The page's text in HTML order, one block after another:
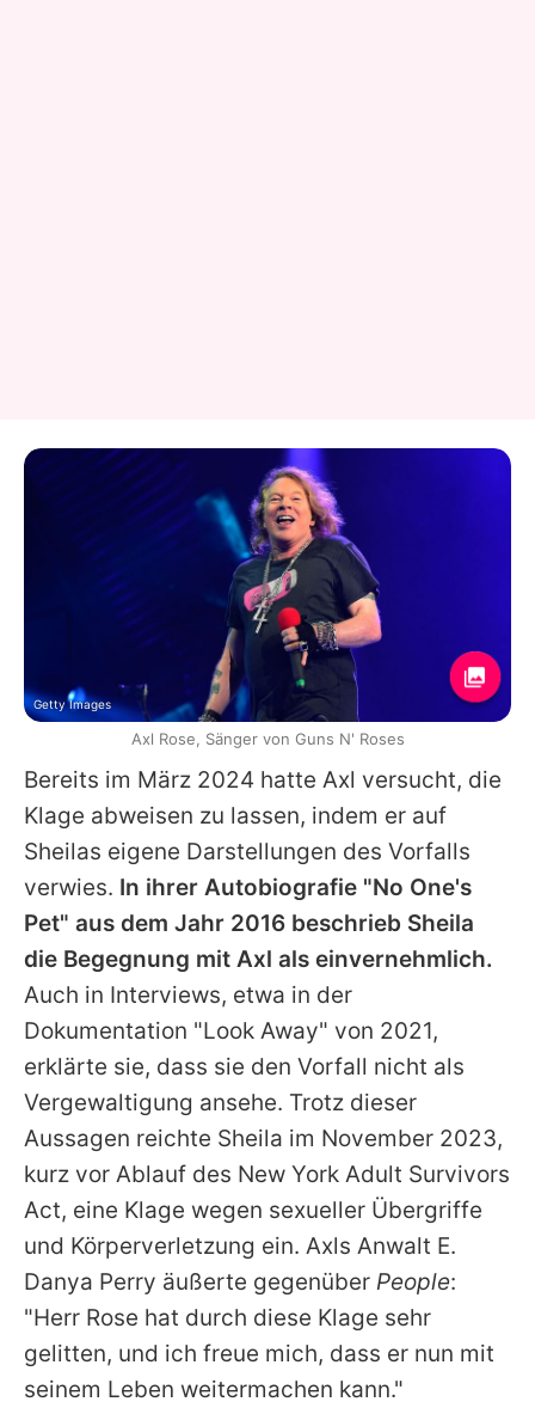
Bereits im März 2024 hatte Axl versucht, die
Klage abweisen zu lassen, indem er auf
Sheilas eigene Darstellungen des Vorfalls
verwies. In ihrer Autobiografie "No One's
Pet" aus dem Jahr 2016 beschrieb Sheila
die Begegnung mit Axl als einvernehmlich.
Auch in Interviews, etwa in der
Dokumentation "Look Away" von 2021,
erklärte sie, dass sie den Vorfall nicht als
Vergewaltigung ansehe. Trotz dieser
Aussagen reichte Sheila im November 2023,
kurz vor Ablauf des New York Adult Survivors
Act, eine Klage wegen sexueller Übergriffe
und Körperverletzung ein. Axls Anwalt E.
Danya Perry äußerte gegenüber People:
"Herr Rose hat durch diese Klage sehr
gelitten, und ich freue mich, dass er nun mit
seinem Leben weitermachen kann."
Getty Images
Axl Rose, Sänger von Guns N' Roses